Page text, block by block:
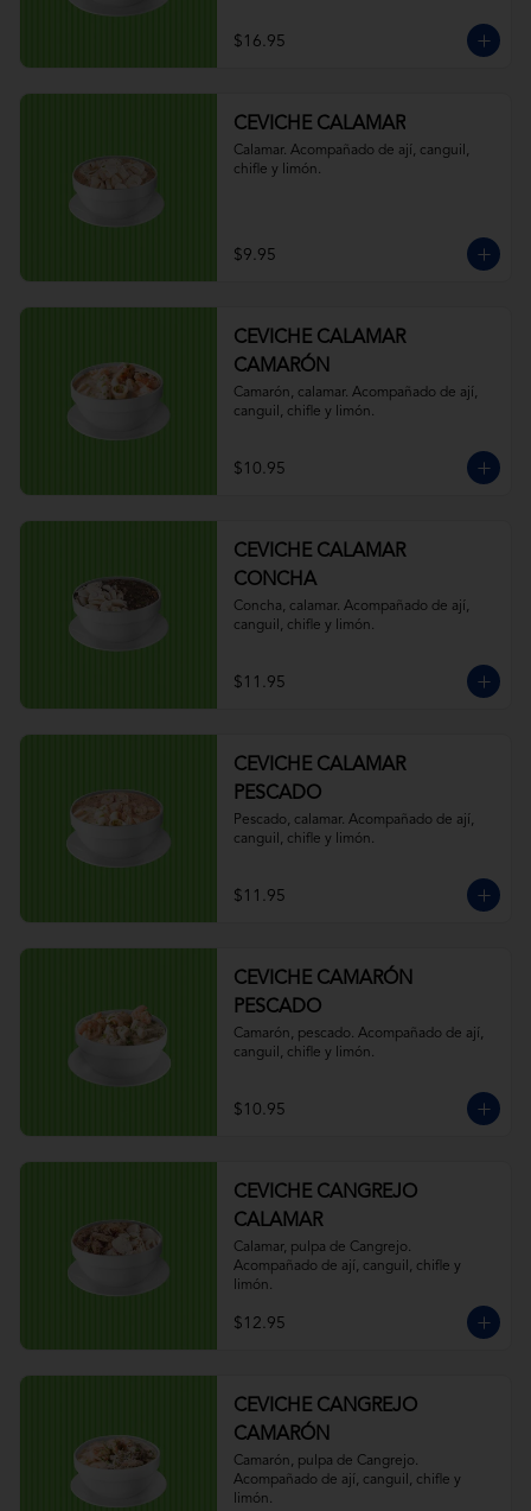
$16.95
CEVICHE CALAMAR
Calamar. Acompañado de ají, canguil,
chifle y limón.
$9.95
CEVICHE CALAMAR
CAMARÓN
Camarón, calamar. Acompañado de ají,
canguil, chifle y limón.
$10.95
CEVICHE CALAMAR
CONCHA
Concha, calamar. Acompañado de ají,
canguil, chifle y limón.
$11.95
CEVICHE CALAMAR
PESCADO
Pescado, calamar. Acompañado de ají,
canguil, chifle y limón.
$11.95
CEVICHE CAMARÓN
PESCADO
Camarón, pescado. Acompañado de ají,
canguil, chifle y limón.
$10.95
CEVICHE CANGREJO
CALAMAR
Calamar, pulpa de Cangrejo.
Acompañado de ají, canguil, chifle y
limón.
$12.95
CEVICHE CANGREJO
CAMARÓN
Camarón, pulpa de Cangrejo.
Acompañado de ají, canguil, chifle y
limón.